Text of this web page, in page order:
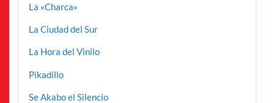
La «Charca»
La Ciudad del Sur
La Hora del Vinilo
Pikadillo
Se Akabo el Silencio